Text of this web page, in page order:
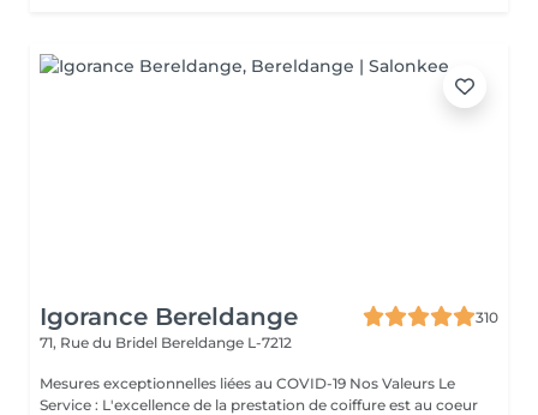
Igorance Bereldange
310
71, Rue du Bridel Bereldange L-7212
Mesures exceptionnelles liées au COVID-19 Nos Valeurs Le
Service : L'excellence de la prestation de coiffure est au coeur